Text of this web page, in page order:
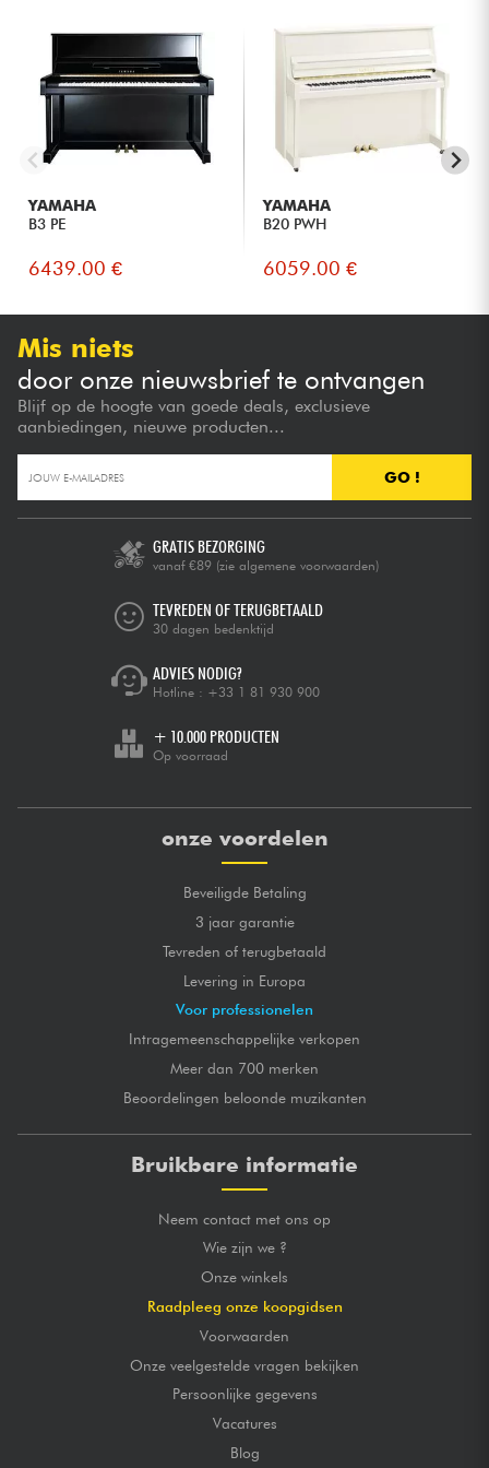
YAMAHA
B3 PE
6439.00 €
YAMAHA
B20 PWH
6059.00 €
Mis niets
door onze nieuwsbrief te ontvangen
Blijf op de hoogte van goede deals, exclusieve
aanbiedingen, nieuwe producten...
GO !
GRATIS BEZORGING
vanaf €89 (zie algemene voorwaarden)
TEVREDEN OF TERUGBETAALD
30 dagen bedenktijd
ADVIES NODIG?
Hotline : +33 1 81 930 900
+ 10.000 PRODUCTEN
Op voorraad
onze voordelen
Beveiligde Betaling
3 jaar garantie
Tevreden of terugbetaald
Levering in Europa
Voor professionelen
Intragemeenschappelijke verkopen
Meer dan 700 merken
Beoordelingen beloonde muzikanten
Bruikbare informatie
Neem contact met ons op
Wie zijn we ?
Onze winkels
Raadpleeg onze koopgidsen
Voorwaarden
Onze veelgestelde vragen bekijken
Persoonlijke gegevens
Vacatures
Blog